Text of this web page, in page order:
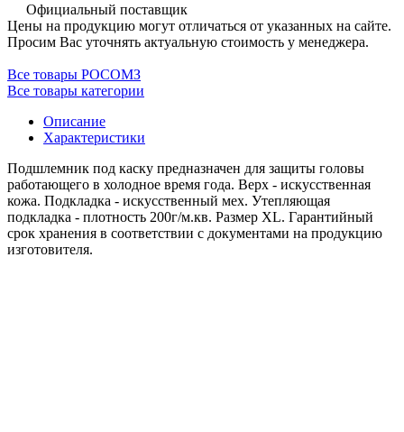
Официальный поставщик
Цены на продукцию могут отличаться от указанных на сайте.
Просим Вас уточнять актуальную стоимость у менеджера.
Все товары РОСОМЗ
Все товары категории
Описание
Характеристики
Подшлемник под каску предназначен для защиты головы
работающего в холодное время года. Верх - искусственная
кожа. Подкладка - искусственный мех. Утепляющая
подкладка - плотность 200г/м.кв. Размер XL. Гарантийный
срок хранения в соответствии с документами на продукцию
изготовителя.